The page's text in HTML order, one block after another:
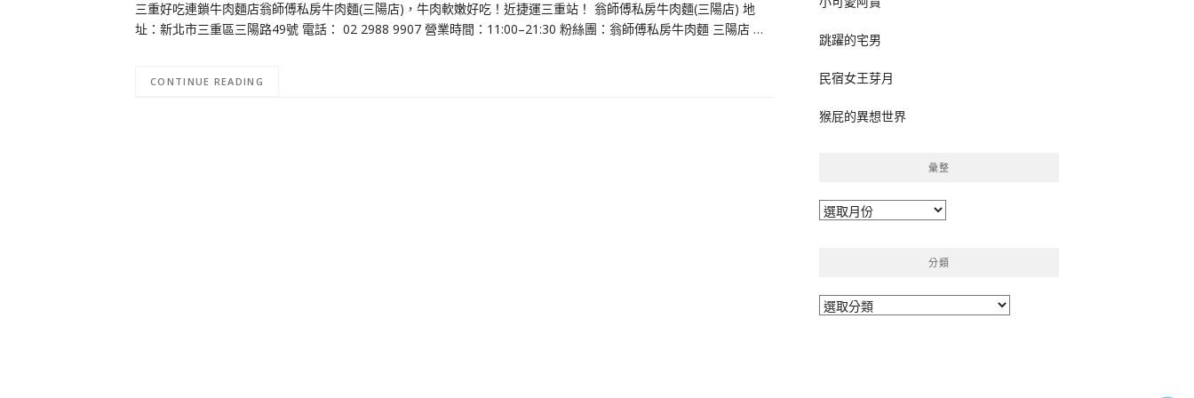
三重好吃連鎖牛肉麵店翁師傅私房牛肉麵(三陽店)，牛肉軟嫩好吃！近捷運三重站！ 翁師傅私房牛肉麵(三陽店) 地
址：新北市三重區三陽路49號 電話： 02 2988 9907 營業時間：11:00–21:30 粉絲團：翁師傅私房牛肉麵 三陽店 …
CONTINUE READING
跳躍的宅男
民宿女王芽月
猴屁的異想世界
彙整
彙
分類
分